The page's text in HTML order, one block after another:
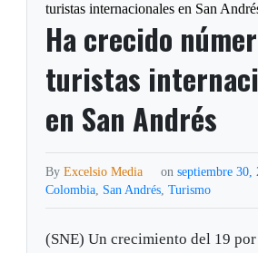
turistas internacionales en San
Ha crecido
turistas
en San Andrés
ByExcelsio Media on septiembre 30,
Colombia, San Andrés,Turismo
(SNE) Un crecimiento del 19